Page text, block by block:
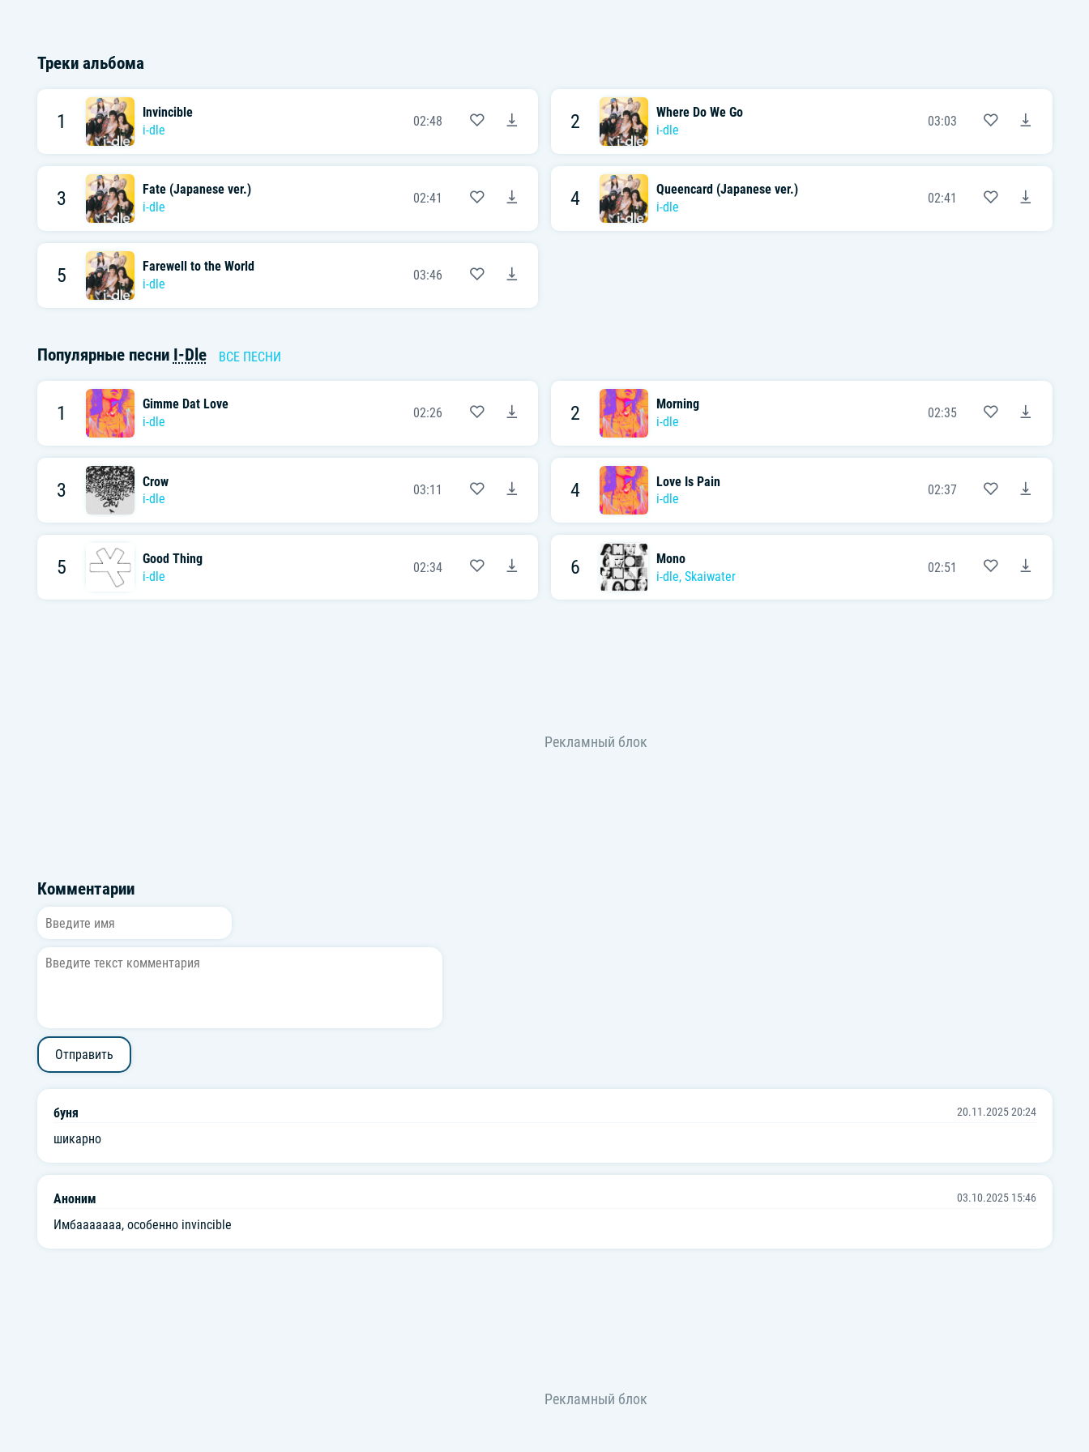
Треки альбома
1
Invincible
i-dle
02:48 2
Where Do We Go
i-dle
03:03
3
Fate (Japanese ver.)
i-dle
02:41 4
Queencard (Japanese ver.)
i-dle
02:41
5
Farewell to the World
i-dle
03:46
Популярные песни I-Dle ВСЕ ПЕСНИ
1
Gimme Dat Love
i-dle
02:26 2
Morning
i-dle
02:35
3
Crow
i-dle
03:11 4
Love Is Pain
i-dle
02:37
5
Good Thing
i-dle
02:34 6
Mono
i-dle, Skaiwater
02:51
Комментарии
Отправить
буня 20.11.2025 20:24
шикарно
Аноним 03.10.2025 15:46
Имбааааааа, особенно invincible